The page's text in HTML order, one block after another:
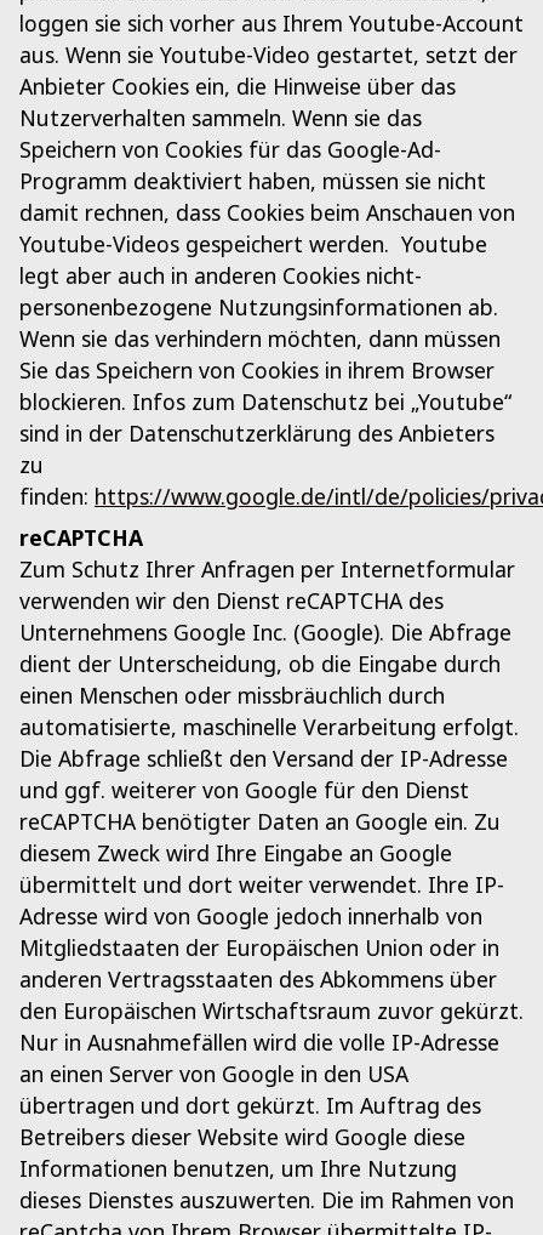
loggen sie sich vorher aus Ihrem Youtube-Account
aus. Wenn sie Youtube-Video gestartet, setzt der
Anbieter Cookies ein, die Hinweise über das
Nutzerverhalten sammeln. Wenn sie das
Speichern von Cookies für das Google-Ad-
Programm deaktiviert haben, müssen sie nicht
damit rechnen, dass Cookies beim Anschauen von
Youtube-Videos gespeichert werden. Youtube
legt aber auch in anderen Cookies nicht-
personenbezogene Nutzungsinformationen ab.
Wenn sie das verhindern möchten, dann müssen
Sie das Speichern von Cookies in ihrem Browser
blockieren. Infos zum Datenschutz bei „Youtube“
sind in der Datenschutzerklärung des Anbieters
zu
finden: https://www.google.de/intl/de/policies/
reCAPTCHA
Zum Schutz Ihrer Anfragen per Internetformular
verwenden wir den Dienst reCAPTCHA des
Unternehmens Google Inc. (Google). Die Abfrage
dient der Unterscheidung, ob die Eingabe durch
einen Menschen oder missbräuchlich durch
automatisierte, maschinelle Verarbeitung erfolgt.
Die Abfrage schließt den Versand der IP-Adresse
und ggf. weiterer von Google für den Dienst
reCAPTCHA benötigter Daten an Google ein. Zu
diesem Zweck wird Ihre Eingabe an Google
übermittelt und dort weiter verwendet. Ihre IP-
Adresse wird von Google jedoch innerhalb von
Mitgliedstaaten der Europäischen Union oder in
anderen Vertragsstaaten des Abkommens über
den Europäischen Wirtschaftsraum zuvor gekürzt.
Nur in Ausnahmefällen wird die volle IP-Adresse
an einen Server von Google in den USA
übertragen und dort gekürzt. Im Auftrag des
Betreibers dieser Website wird Google diese
Informationen benutzen, um Ihre Nutzung
dieses Dienstes auszuwerten. Die im Rahmen von